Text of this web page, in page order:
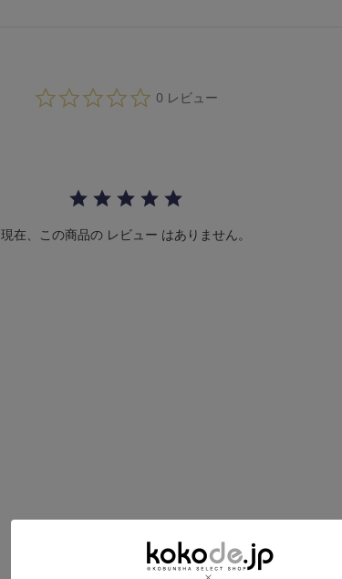
0.
0
a
0 レビュー
現在、この商品の レビュー はありません。